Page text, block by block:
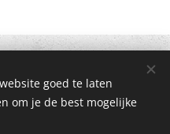
Webnode Cookies
goed te laten
om je de best mogelijke